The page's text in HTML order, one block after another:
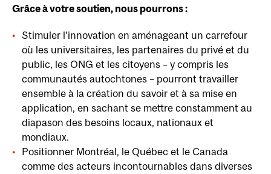
Grâce à votre soutien, nous pourrons :
Stimuler l’innovation en aménageant un carrefour
où les universitaires, les partenaires du privé et du
public, les ONG et les citoyens – y compris les
communautés autochtones – pourront travailler
ensemble à la création du savoir et à sa mise en
application, en sachant se mettre constamment au
diapason des besoins locaux, nationaux et
mondiaux.
Positionner Montréal, le Québec et le Canada
comme des acteurs incontournables dans diverses